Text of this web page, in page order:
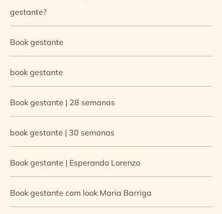
gestante?
Book gestante
book gestante
Book gestante | 28 semanas
book gestante | 30 semanas
Book gestante | Esperando Lorenzo
Book gestante com look Maria Barriga